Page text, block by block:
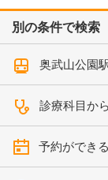
別の条件で検索
奥武山公園
診療科目か
予約ができ